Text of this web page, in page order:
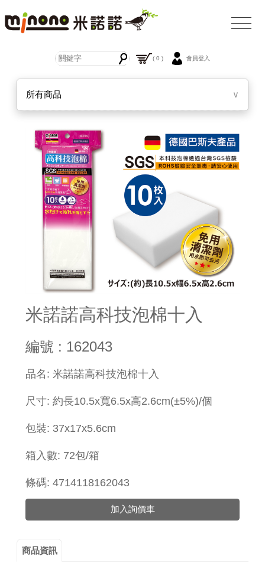
( 0 ) 會員登入
所有商品 ∨
米諾諾高科技泡棉十入
編號 : 162043
品名: 米諾諾高科技泡棉十入
尺寸: 約長10.5x寬6.5x高2.6cm(±5%)/個
包裝: 37x17x5.6cm
箱入數: 72包/箱
條碼: 4714118162043
加入詢價車
商品資訊